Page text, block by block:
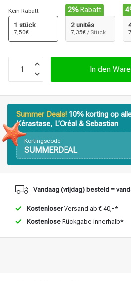
Stylingprodukte
Kein Rabatt
1 stück
7,50€
2% Rabatt
2 unités
7,35€ / Stück
In den
Summer Deals! 10% korting op
Kérastase, L’Oréal & Sebastian
Kortingscode
SUMMERDEAL
Vandaag (vrijdag) besteld =
KostenloserVersand ab € 40,-*
Kostenlose Rückgabe innerhalb*